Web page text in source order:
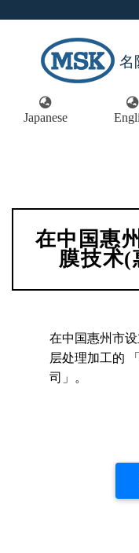
名
Japanese
在中国惠
膜技术(
在中国惠州市
层处理加工的
司」。